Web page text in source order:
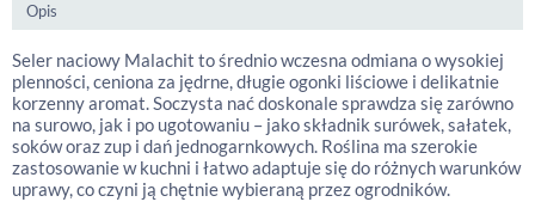
Opis
Seler naciowy Malachit to średnio wczesna odmiana o wysokiej
plenności, ceniona za jędrne, długie ogonki liściowe i delikatnie
korzenny aromat. Soczysta nać doskonale sprawdza się zarówno
na surowo, jak i po ugotowaniu – jako składnik surówek, sałatek,
soków oraz zup i dań jednogarnkowych. Roślina ma szerokie
zastosowanie w kuchni i łatwo adaptuje się do różnych warunków
uprawy, co czyni ją chętnie wybieraną przez ogrodników.